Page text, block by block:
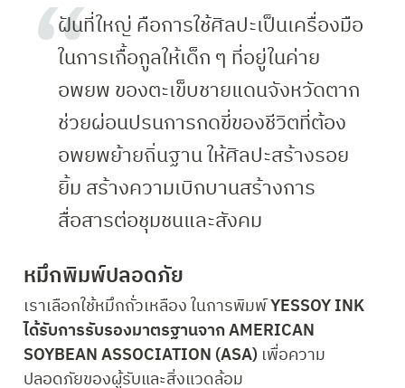
ฝันที่ใหญ่ คือการใช้ศิลปะเป็นเครื่องมือ
ในการเกื้อกูลให้เด็ก ๆ ที่อยู่ในค่าย
อพยพ ของตะเข็บชายแดนจังหวัดตาก
ช่วยผ่อนปรนการกดขี่ของชีวิตที่ต้อง
อพยพย้ายถิ่นฐาน ให้ศิลปะสร้างรอย
ยิ้ม สร้างความเบิกบานสร้างการ
สื่อสารต่อชุมชนและสังคม
หมึกพิมพ์ปลอดภัย
เราเลือกใช้หมึกถั่วเหลือง ในการพิมพ์ YESSOY INK
ได้รับการรับรองมาตรฐานจาก AMERICAN
SOYBEAN ASSOCIATION (ASA) เพื่อความ
ปลอดภัยของผู้รับและสิ่งแวดล้อม